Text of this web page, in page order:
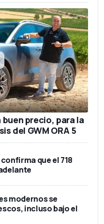
Sport Prestige Navi
buen precio, para la
del GWM ORA 5
que el 718
modernos se
incluso bajo el